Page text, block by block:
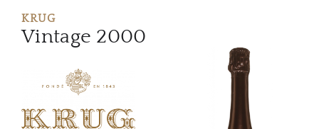
KRUG
Vintage 2000